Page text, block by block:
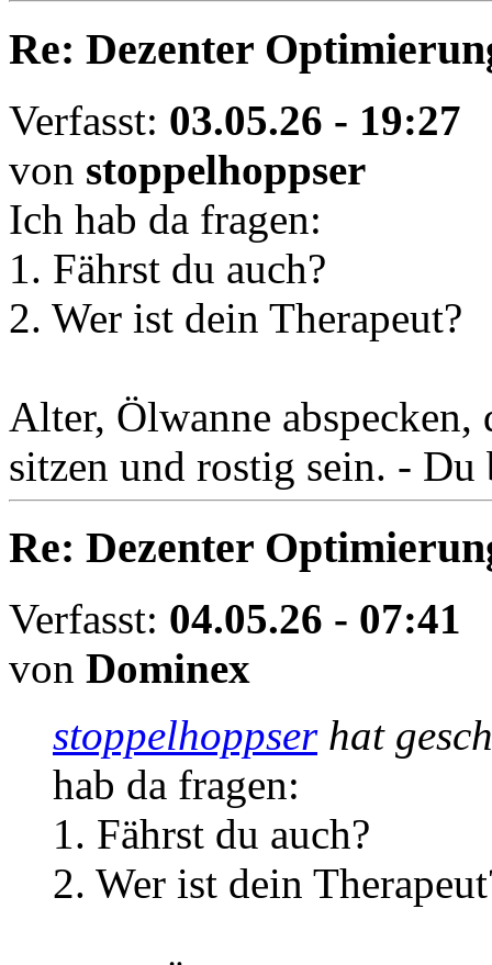
Re: Dezenter
Verfasst: 03.05.26 - 19:27
von stoppelhoppser
Ich hab da fragen:
1. Fährst du auch?
2. Wer ist dein Therapeut?
Alter, Ölwanne abspecken,
sitzen und rostig sein. -
Re: Dezenter
Verfasst: 04.05.26 - 07:41
von Dominex
stoppelhoppserhat
hab da fragen:
1. Fährst du auch?
2. Wer ist dein